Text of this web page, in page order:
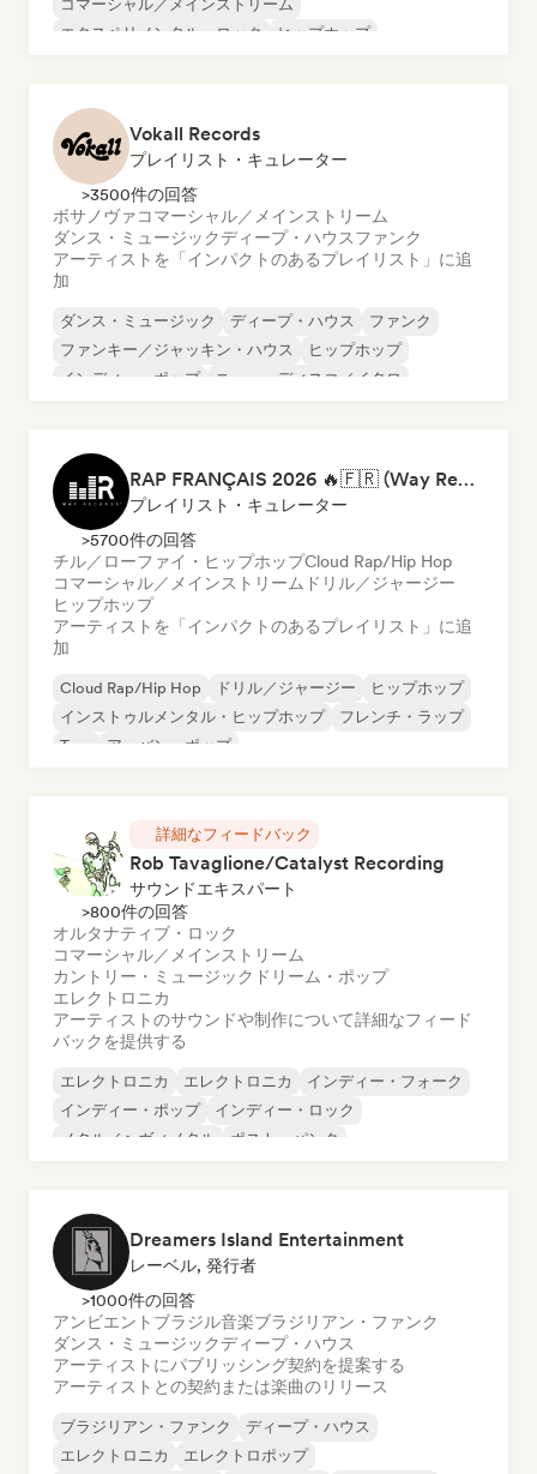
コマーシャル／メインストリーム
エクスペリメンタル・ロック
ヒップホップ
Vokall Records
プレイリスト・キュレーター
>3500件の回答
ボサノヴァコマーシャル／メインストリーム
ダンス・ミュージックディープ・ハウスファンク
アーティストを「インパクトのあるプレイリスト」に追
加
ダンス・ミュージック ディープ・ハウス
ファンク
ファンキー／ジャッキン・ハウス
ヒップホップ
インディー・ポップ
ニュー・ディスコ／イタロ
RAP FRANÇAIS 2026 🔥🇫🇷 (Way Records)
プレイリスト・キュレーター
>5700件の回答
チル／ローファイ・ヒップホップCloud Rap/Hip Hop
コマーシャル／メインストリーム ドリル／ジャージー
ヒップホップ
アーティストを「インパクトのあるプレイリスト」に追
加
Cloud Rap/Hip Hop ドリル／ジャージー
ヒップホップ
インストゥルメンタル・ヒップホップ
フレンチ・ラップ
Trap
アーバン・ポップ
詳細なフィードバック
Rob Tavaglione/Catalyst Recording
サウンドエキスパート
>800件の回答
オルタナティブ・ロック
コマーシャル／メインストリーム
カントリー・ミュージック ドリーム・ポップ
エレクトロニカ
アーティストのサウンドや制作について詳細なフィード
バックを提供する
エレクトロニカ エレクトロニカ
インディー・フォーク
インディー・ポップ
インディー・ロック
メタル／ヘヴィメタル
ポスト・パンク
Dreamers Island Entertainment
レーベル, 発行者
>1000件の回答
アンビエント ブラジル音楽ブラジリアン・ファンク
ダンス・ミュージックディープ・ハウス
アーティストにパブリッシング契約を提案する
アーティストとの契約または楽曲のリリース
ブラジリアン・ファンク
ディープ・ハウス
エレクトロニカ
エレクトロポップ